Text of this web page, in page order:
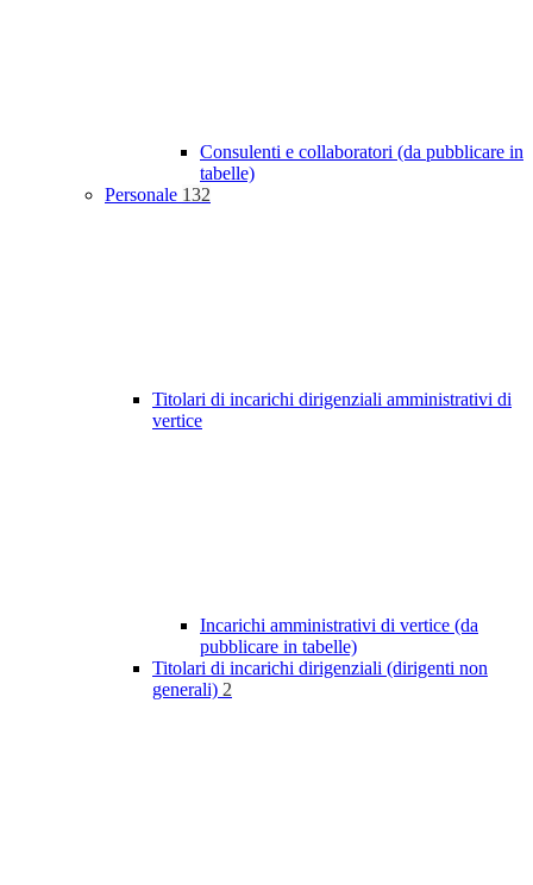
Consulenti e collaboratori (da pubblicare in
tabelle)
Personale 132
Titolari di incarichi dirigenziali amministrativi di
vertice
Incarichi amministrativi di vertice (da
pubblicare in tabelle)
Titolari di incarichi dirigenziali (dirigenti non
generali) 2